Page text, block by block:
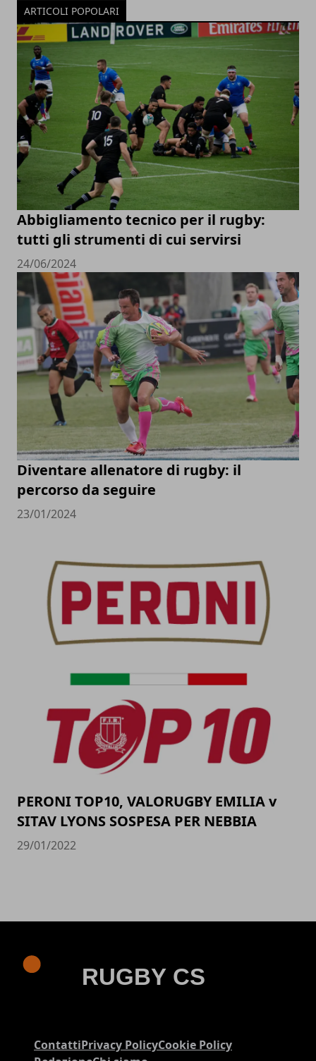
ARTICOLI POPOLARI
Abbigliamento tecnico per il rugby:
tutti gli strumenti di cui servirsi
24/06/2024
Diventare allenatore di rugby: il
percorso da seguire
23/01/2024
PERONI TOP10, VALORUGBY EMILIA v
SITAV LYONS SOSPESA PER NEBBIA
29/01/2022
ContattiPrivacy PolicyCookie Policy